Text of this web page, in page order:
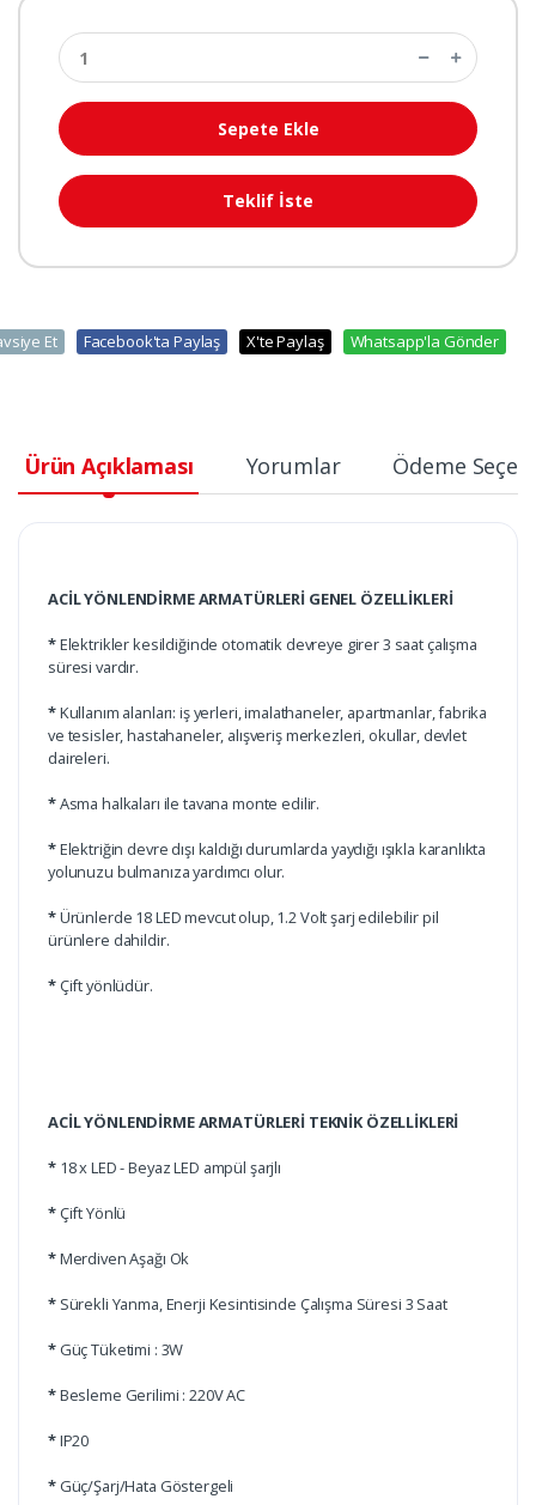
Sepete Ekle
Teklif İste
Et Facebook'ta Paylaş X'te Paylaş Whatsapp'la Gönder
Ürün Açıklaması Yorumlar Ödeme
ACİL YÖNLENDİRME ARMATÜRLERİ GENEL ÖZELLİKLERİ
*Elektrikler kesildiğinde otomatik devreye girer 3 saat çalışma
süresi vardır.
*Kullanım alanları: iş yerleri, imalathaneler, apartmanlar, fabrika
ve tesisler, hastahaneler, alışveriş merkezleri, okullar, devlet
daireleri.
*Asma halkaları ile tavana monte edilir.
*Elektriğin devre dışı kaldığı durumlarda yaydığı ışıkla karanlıkta
yolunuzu bulmanıza yardımcı olur.
*Ürünlerde 18 LED mevcut olup, 1.2 Volt şarj edilebilir pil
ürünlere dahildir.
*Çift yönlüdür.
ACİL YÖNLENDİRME ARMATÜRLERİ TEKNİK ÖZELLİKLERİ
*18 x LED - Beyaz LED ampül şarjlı
*Çift Yönlü
*Merdiven Aşağı Ok
*Sürekli Yanma, Enerji Kesintisinde Çalışma Süresi 3 Saat
* Güç Tüketimi : 3W
*Besleme Gerilimi : 220V AC
*IP20
*Güç/Şarj/Hata Göstergeli